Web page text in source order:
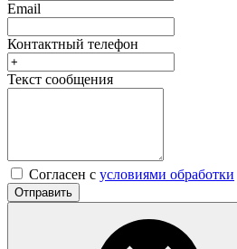
Email
Контактный телефон
Текст сообщения
Согласен с условиями обработки
Отправить